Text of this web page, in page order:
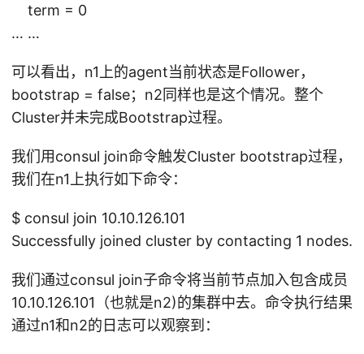
term = 0
… …
可以看出，n1上的agent当前状态是Follower，
bootstrap = false；n2同样也是这个情况。整个
Cluster并未完成Bootstrap过程。
我们用consul join命令触发Cluster bootstrap过程，
我们在n1上执行如下命令：
$ consul join 10.10.126.101
Successfully joined cluster by contacting 1 nodes.
我们通过consul join子命令将当前节点加入包含成员
10.10.126.101（也就是n2)的集群中去。命令执行结果
通过n1和n2的日志可以观察到：